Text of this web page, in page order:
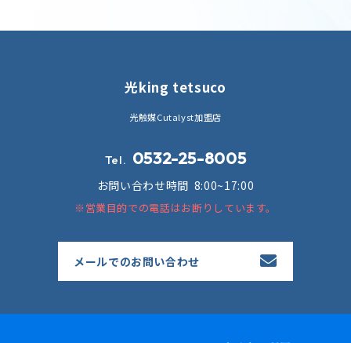
光king tetsuco
光触媒Cutalyst加盟店
Tel. 0532-25-8005
お問い合わせ時間 8:00~17:00
※営業目的での電話はお断りしています。
メールでのお問い合わせ